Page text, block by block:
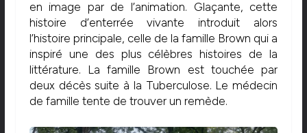
en image par de l’animation. Glaçante, cette
histoire d’enterrée vivante introduit alors
l’histoire principale, celle de la famille Brown qui a
inspiré une des plus célèbres histoires de la
littérature. La famille Brown est touchée par
deux décès suite à la Tuberculose. Le médecin
de famille tente de trouver un remède.